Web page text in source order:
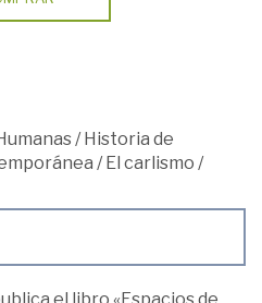
/Historia de
/El carlismo /